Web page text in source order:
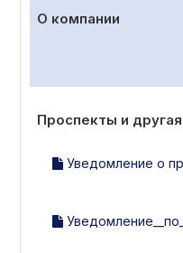
О компании
Проспекты и
Уведомление о